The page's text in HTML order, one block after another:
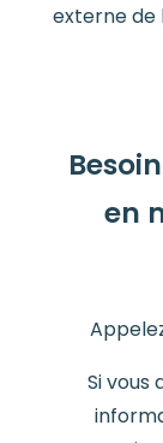
externe de
en
Si vous